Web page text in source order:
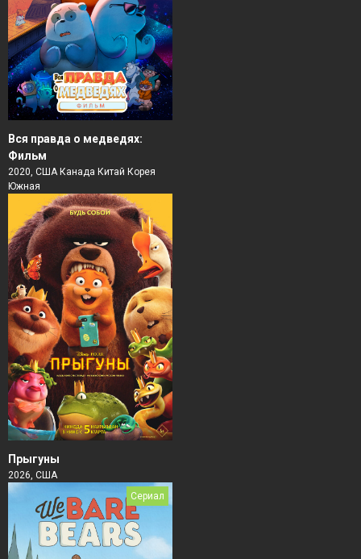
Вся правда о медведях:
Фильм
2020, США Канада Китай Корея
Южная
Прыгуны
2026, США
Сериал